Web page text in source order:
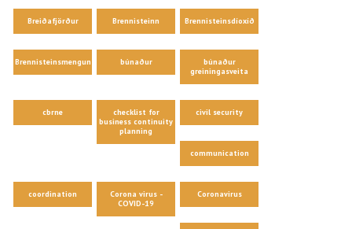
Breiðafjörður Brennisteinn Brennisteinsdíoxíð
Brennisteinsmengun búnaður
búnaður
greiningasveita
cbrne
checklist for
business continuity
planning
civil security
communication
coordination
Corona virus -
COVID-19
Coronavirus